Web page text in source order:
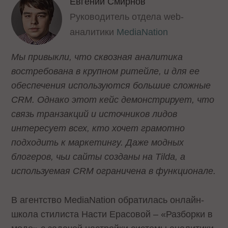
Руководитель отдела web-
аналитики MediaNation
Мы привыкли, что сквозная аналитика
востребована в крупном ритейле, и для ее
обеспечения используются большие сложные
CRM. Однако этот кейс демонстрирует, что
связь транзакций и источников лидов
интересует всех, кто хочет грамотно
подходить к маркетингу. Даже модных
блогеров, чьи сайты созданы на Tilda, а
используемая CRM ограничена в функционале.
В агентство MediaNation обратилась онлайн-
школа стилиста Насти Ерасовой – «Разборки в